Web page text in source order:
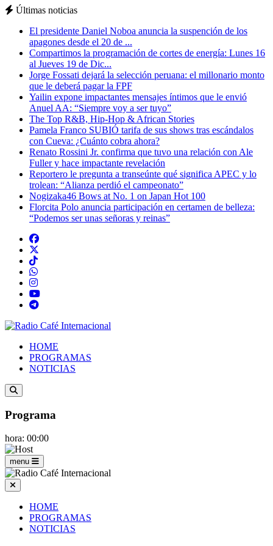
Últimas noticias
El presidente Daniel Noboa anuncia la suspención de los
apagones desde el 20 de ...
Compartimos la programación de cortes de energía: Lunes 16
al Jueves 19 de Dic...
Jorge Fossati dejará la selección peruana: el millonario monto
que le deberá pagar la FPF
Yailin expone impactantes mensajes íntimos que le envió
Anuel AA: “Siempre voy a ser tuyo”
The Top R&B, Hip-Hop & African Stories
Pamela Franco SUBIÓ tarifa de sus shows tras escándalos
con Cueva: ¿Cuánto cobra ahora?
Renato Rossini Jr. confirma que tuvo una relación con Ale
Fuller y hace impactante revelación
Reportero le pregunta a transeúnte qué significa APEC y lo
trolean: “Alianza perdió el campeonato”
Nogizaka46 Bows at No. 1 on Japan Hot 100
Florcita Polo anuncia participación en certamen de belleza:
“Podemos ser unas señoras y reinas”
HOME
PROGRAMAS
NOTICIAS
Programa
hora: 00:00
menu
HOME
PROGRAMAS
NOTICIAS